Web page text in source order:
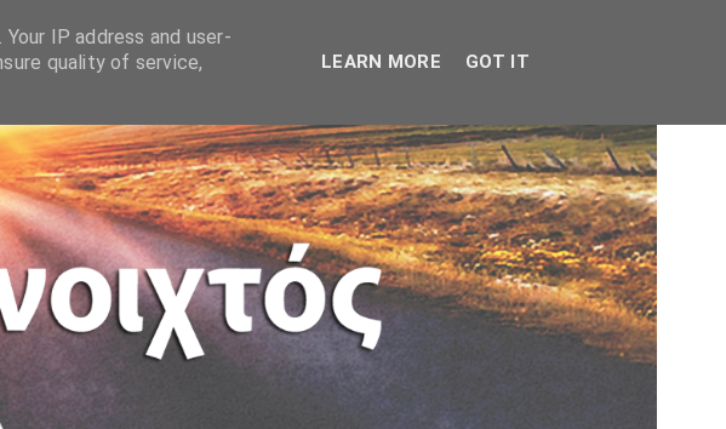
IP address and user-
quality of service,
LEARN MORE GOT IT